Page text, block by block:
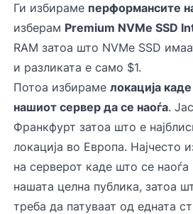
Ги избираме перформансите
изберам Premium NVMe SSD
RAM затоа што NVMe SSD
и разликата е само $1.
Потоа избираме локација
нашиот сервер да се наоѓа.
Франкфурт затоа што е
локација во Европа. Најчесто
на серверот каде што се наоѓа
нашата целна публика, затоа
треба да патуваат од едната